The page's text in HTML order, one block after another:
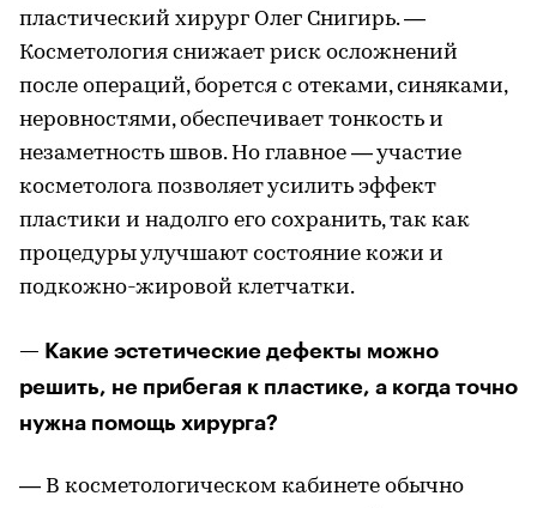
пластический хирург Олег Снигирь. —
Косметология снижает риск осложнений
после операций, борется с отеками, синяками,
неровностями, обеспечивает тонкость и
незаметность швов. Но главное — участие
косметолога позволяет усилить эффект
пластики и надолго его сохранить, так как
процедуры улучшают состояние кожи и
подкожно-жировой клетчатки.
— Какие эстетические дефекты можно
решить, не прибегая к пластике, а когда точно
нужна помощь хирурга?
— В косметологическом кабинете обычно